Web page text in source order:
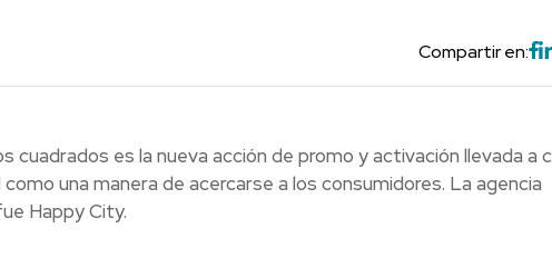
Compartir en:
cuadrados es la nueva acción de promo y activación llevada a
una manera de acercarse a los consumidores. La agencia
Happy City.